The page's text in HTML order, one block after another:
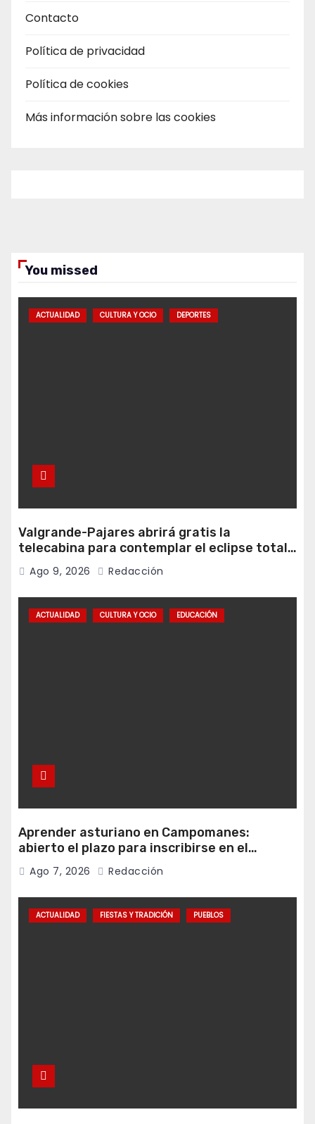
Contacto
Política de privacidad
Política de cookies
Más información sobre las cookies
You missed
ACTUALIDAD CULTURA Y OCIO DEPORTES
Valgrande-Pajares abrirá gratis la
telecabina para contemplar el eclipse total
desde Cuitunigru
Ago 9, 2026 Redacción
ACTUALIDAD CULTURA Y OCIO EDUCACIÓN
Aprender asturiano en Campomanes:
abierto el plazo para inscribirse en el
programa Falamos
Ago 7, 2026 Redacción
ACTUALIDAD FIESTAS Y TRADICIÓN PUEBLOS